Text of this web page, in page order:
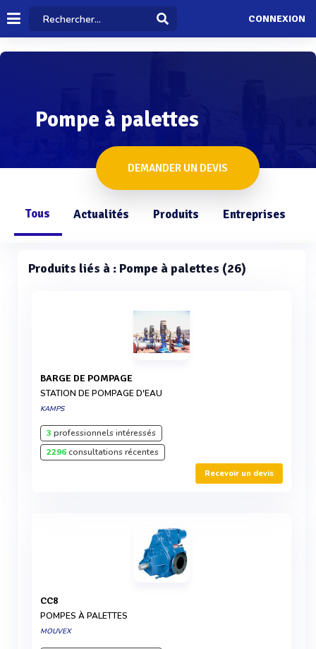
CONNEXION
Pompe à palettes
DEMANDER UN DEVIS
Tous Actualités Produits Entreprises
Produits liés à : Pompe à palettes (26)
BARGE DE POMPAGE
STATION DE POMPAGE D'EAU
KAMPS
3 professionnels intéressés
2296consultations récentes
Recevoir un devis
CC8
POMPES À PALETTES
MOUVEX